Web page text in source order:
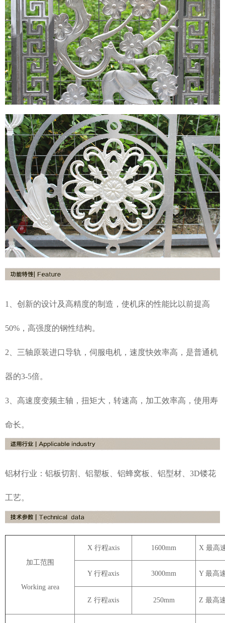
1、创新的设计及高精度的制造，使机床的性能比以前提高
50%，高强度的钢性结构。
2、三轴原装进口导轨，伺服电机，速度快效率高，是普通机
器的3-5倍。
3、高速度变频主轴，扭矩大，转速高，加工效率高，使用寿
命长。
铝材行业：铝板切割、铝塑板、铝蜂窝板、铝型材、3D镂花
工艺。
加工范围
Working area
X 行程axis 1600mm X 最高
Y 行程axis 3000mm Y 最高
Z 行程axis 250mm Z 最高